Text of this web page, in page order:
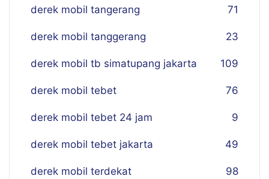
derek mobil tangerang 71
derek mobil tanggerang 23
derek mobil tb simatupang jakarta 109
derek mobil tebet 76
derek mobil tebet 24 jam 9
derek mobil tebet jakarta 49
derek mobil terdekat 98